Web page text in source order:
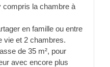
compris la chambre à
en famille ou entre
vie et 2 chambres.
de 35 m², pour
avec encore plus